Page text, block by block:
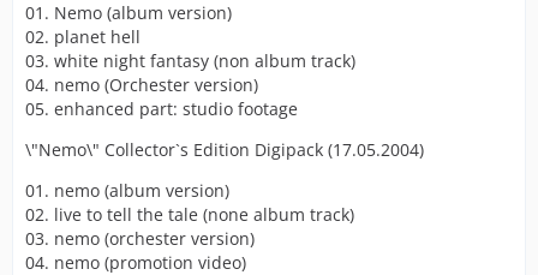
01. Nemo (album version)
02. planet hell
03. white night fantasy (non album track)
04. nemo (Orchester version)
05. enhanced part: studio footage
\"Nemo\" Collector`s Edition Digipack (17.05.2004)
01. nemo (album version)
02. live to tell the tale (none album track)
03. nemo (orchester version)
04. nemo (promotion video)